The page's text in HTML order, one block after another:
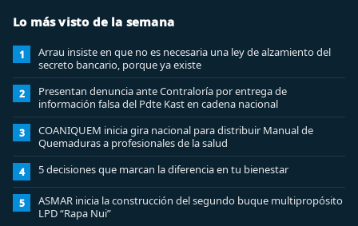
Lo más visto de la semana
1
Arrau insiste en que no es necesaria una ley de alzamiento del
secreto bancario, porque ya existe
2
Presentan denuncia ante Contraloría por entrega de
información falsa del Pdte Kast en cadena nacional
3
COANIQUEM inicia gira nacional para distribuir Manual de
Quemaduras a profesionales de la salud
4 5 decisiones que marcan la diferencia en tu bienestar
5
ASMAR inicia la construcción del segundo buque multipropósito
LPD “Rapa Nui”